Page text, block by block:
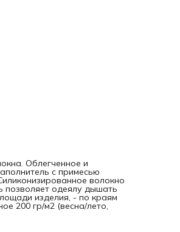
Облегченное и
с примесью
волокно
позволяет одеялу дышать
изделия, - по краям
200 гр/м2 (весна/лето,